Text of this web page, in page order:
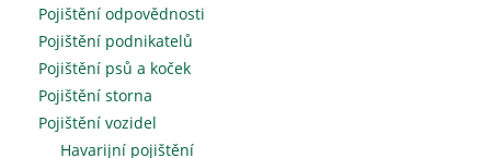
Pojištění odpovědnosti
Pojištění podnikatelů
Pojištění psů a koček
Pojištění storna
Pojištění vozidel
Havarijní pojištění